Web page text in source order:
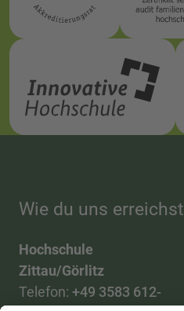
Wie du uns erreichst
Hochschule
Zittau/Görlitz
Telefon: +49 3583 612-